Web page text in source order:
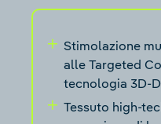
Stimolazione
alle Targeted
tecnologia 3D-
Tessuto high-